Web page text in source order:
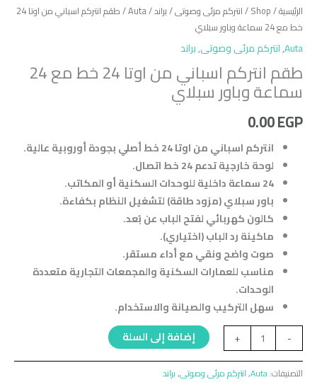
الرئيسية/
Shop
/انتركم مرئى وصوتى/براند/
Auta
/ طقم انتركم اسباني من اوتا 24
خط مع 24 سماعة وباور سبلاي
Auta
,انتركم مرئى وصوتى,براند
طقم انتركم اسباني من اوتا 24 خط مع 24
سماعة وباور سبلاي
0.00EGP
انتركم اسباني من اوتا 24 خط أصلي بجودة أوروبية عالية.
لوحة خارجية تدعم 24 خط اتصال.
24 سماعة داخلية للوحدات السكنية أو المكاتب.
باور سبلاي (مزود طاقة) لتشغيل النظام بكفاءة.
كالون كهربائي لفتح الباب عن بُعد.
ماكينة رد الباب (اختياري).
صوت واضح ونقي مع أداء مستقر.
مناسب للعمارات السكنية والمجمعات التجارية متعددة
الوحدات.
سهل التركيب والصيانة والاستخدام.
-
+ إضافة إلى السلة
التصنيفات:Auta
,انتركم مرئى وصوتى,براند